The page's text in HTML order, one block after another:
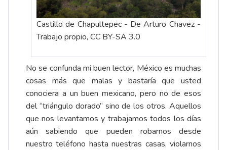
Castillo de Chapultepec - De Arturo Chavez -
Trabajo propio, CC BY-SA 3.0
No se confunda mi buen lector, México es muchas
cosas más que malas y bastaría que usted
conociera a un buen mexicano, pero no de esos
del “triángulo dorado” sino de los otros. Aquellos
que nos levantamos y trabajamos todos los días
aún sabiendo que pueden robarnos desde
nuestro teléfono hasta nuestras casas, violarnos